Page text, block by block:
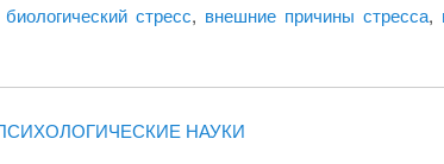
биологический стресс, внешние причины стресса,
ПСИХОЛОГИЧЕСКИЕ НАУКИ